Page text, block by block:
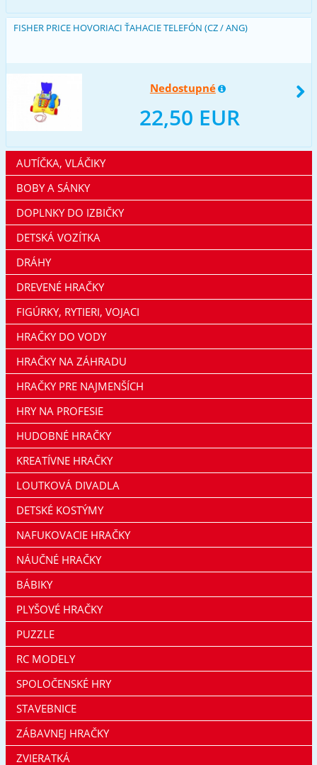
FISHER PRICE HOVORIACI ŤAHACIE TELEFÓN (CZ / ANG)
Nedostupné
22,50 EUR
AUTÍČKA, VLÁČIKY
BOBY A SÁNKY
DOPLNKY DO IZBIČKY
DETSKÁ VOZÍTKA
DRÁHY
DREVENÉ HRAČKY
FIGÚRKY, RYTIERI, VOJACI
HRAČKY DO VODY
HRAČKY NA ZÁHRADU
HRAČKY PRE NAJMENŠÍCH
HRY NA PROFESIE
HUDOBNÉ HRAČKY
KREATÍVNE HRAČKY
LOUTKOVÁ DIVADLA
DETSKÉ KOSTÝMY
NAFUKOVACIE HRAČKY
NÁUČNÉ HRAČKY
BÁBIKY
PLYŠOVÉ HRAČKY
PUZZLE
RC MODELY
SPOLOČENSKÉ HRY
STAVEBNICE
ZÁBAVNEJ HRAČKY
ZVIERATKÁ